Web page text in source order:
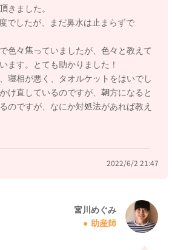
2022/6/2 8:10
きました。
でしたが、まだ鼻水は止まらずで
色々焦っていましたが、色々と教えて
ます。とても助かりました！
寝相が悪く、タオルケットをはいでし
け直しているのですが、朝方になると
のですが、なにか対処法があれば教え
2022/6/2 21:47
宮川めぐみ
助産師